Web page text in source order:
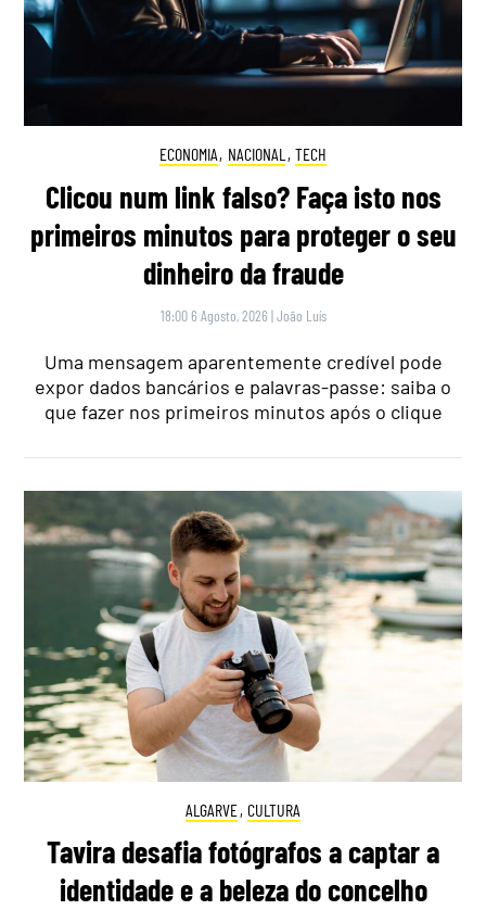
ECONOMIA, NACIONAL , TECH
Clicou num link falso? Faça isto nos
primeiros minutos para proteger o seu
dinheiro da fraude
18:00 6 Agosto, 2026 |João Luís
Uma mensagem aparentemente credível pode
expor dados bancários e palavras-passe: saiba o
que fazer nos primeiros minutos após o clique
ALGARVE, CULTURA
Tavira desafia fotógrafos a captar a
identidade e a beleza do concelho